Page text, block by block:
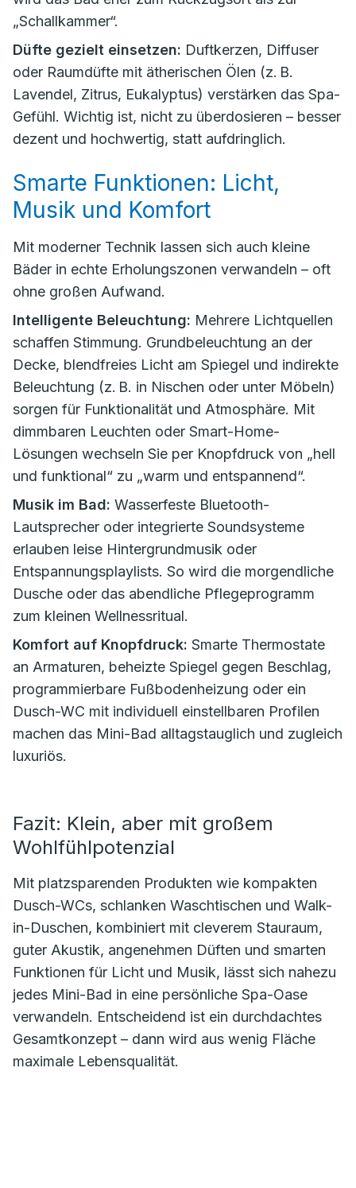
„Schallkammer“.
Düfte gezielt einsetzen: Duftkerzen, Diffuser
oder Raumdüfte mit ätherischen Ölen (z. B.
Lavendel, Zitrus, Eukalyptus) verstärken das Spa-
Gefühl. Wichtig ist, nicht zu überdosieren – besser
dezent und hochwertig, statt aufdringlich.
Smarte Funktionen: Licht,
Musik und Komfort
Mit moderner Technik lassen sich auch kleine
Bäder in echte Erholungszonen verwandeln – oft
ohne großen Aufwand.
Intelligente Beleuchtung: Mehrere Lichtquellen
schaffen Stimmung. Grundbeleuchtung an der
Decke, blendfreies Licht am Spiegel und indirekte
Beleuchtung (z. B. in Nischen oder unter Möbeln)
sorgen für Funktionalität und Atmosphäre. Mit
dimmbaren Leuchten oder Smart-Home-
Lösungen wechseln Sie per Knopfdruck von „hell
und funktional“ zu „warm und entspannend“.
Musik im Bad: Wasserfeste Bluetooth-
Lautsprecher oder integrierte Soundsysteme
erlauben leise Hintergrundmusik oder
Entspannungsplaylists. So wird die morgendliche
Dusche oder das abendliche Pflegeprogramm
zum kleinen Wellnessritual.
Komfort auf Knopfdruck: Smarte Thermostate
an Armaturen, beheizte Spiegel gegen Beschlag,
programmierbare Fußbodenheizung oder ein
Dusch-WC mit individuell einstellbaren Profilen
machen das Mini-Bad alltagstauglich und zugleich
luxuriös.
Fazit: Klein, aber mit großem
Wohlfühlpotenzial
Mit platzsparenden Produkten wie kompakten
Dusch-WCs, schlanken Waschtischen und Walk-
in-Duschen, kombiniert mit cleverem Stauraum,
guter Akustik, angenehmen Düften und smarten
Funktionen für Licht und Musik, lässt sich nahezu
jedes Mini-Bad in eine persönliche Spa-Oase
verwandeln. Entscheidend ist ein durchdachtes
Gesamtkonzept – dann wird aus wenig Fläche
maximale Lebensqualität.